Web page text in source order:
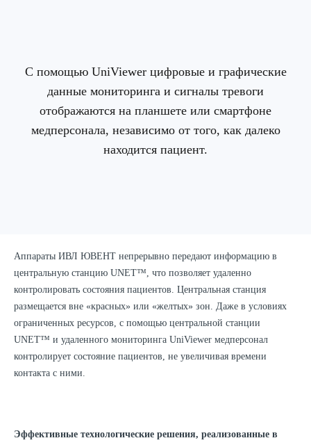
С помощью UniViewer цифровые и графические
данные мониторинга и сигналы тревоги
отображаются на планшете или смартфоне
медперсонала, независимо от того, как далеко
находится пациент.
Аппараты ИВЛ ЮВЕНТ непрерывно передают информацию в
центральную станцию UNET™, что позволяет удаленно
контролировать состояния пациентов. Центральная станция
размещается вне «красных» или «желтых» зон. Даже в условиях
ограниченных ресурсов, с помощью центральной станции
UNET™ и удаленного мониторинга UniViewer медперсонал
контролирует состояние пациентов, не увеличивая времени
контакта с ними.
Эффективные технологические решения, реализованные в